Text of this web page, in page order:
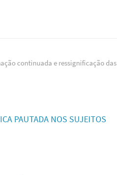
continuada e ressignificação das
PAUTADA NOS SUJEITOS